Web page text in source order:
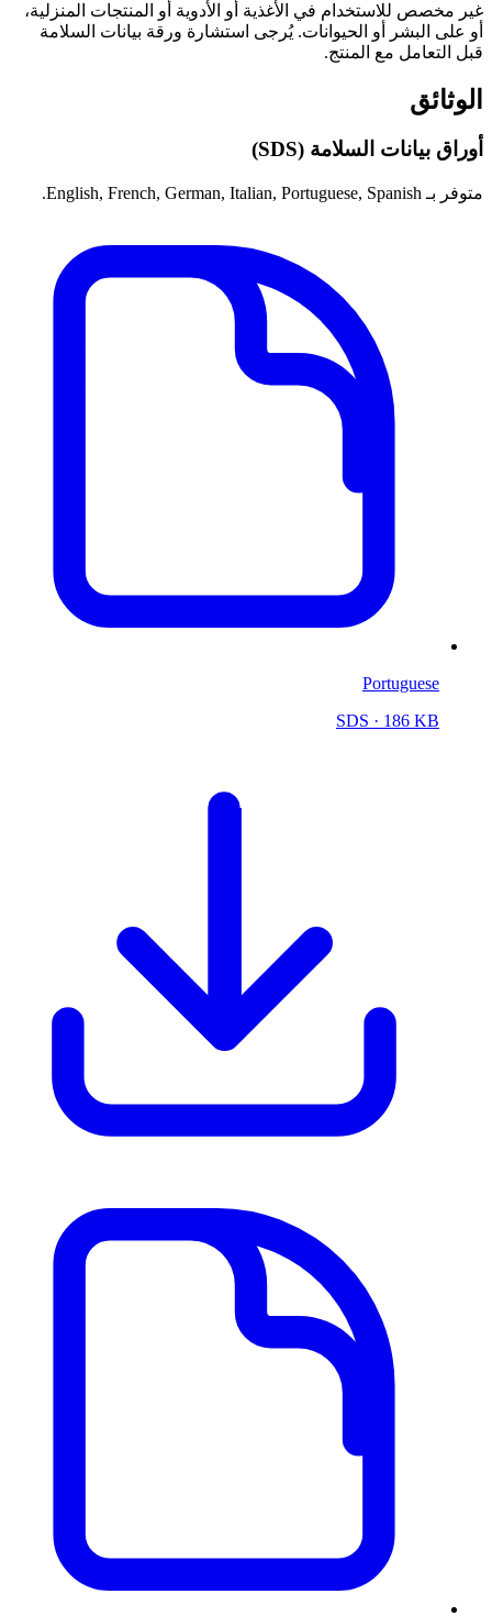
غير مخصص للاستخدام في الأغذية أو الأدوية أو المنتجات المنزلية،
أو على البشر أو الحيوانات. يُرجى استشارة ورقة بيانات السلامة
قبل التعامل مع المنتج.
الوثائق
أوراق بيانات السلامة (SDS)
متوفر بـ English, French, German, Italian, Portuguese, Spanish.
Portuguese
SDS · 186 KB